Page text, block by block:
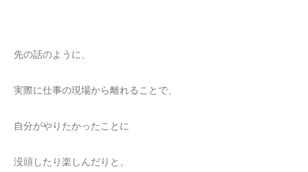
先の話のように、
実際に仕事の現場から離れることで、
自分がやりたかったことに
没頭したり楽しんだりと、